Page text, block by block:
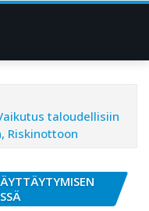
taloudellisiin
Riskinottoon